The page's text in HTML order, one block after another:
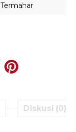
Termahar
Diskusi (0)